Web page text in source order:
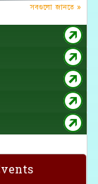
সবগুলো জানতে »